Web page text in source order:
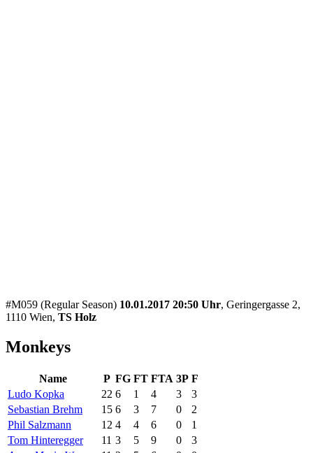
#M059 (Regular Season) 10.01.2017 20:50 Uhr, Geringergasse 2,
1110 Wien, TS Holz
Monkeys
Name P FG FT FTA 3P F
Ludo Kopka
22 6 1 4 3
3
Sebastian Brehm
15 6 3 7 0
2
Phil Salzmann
12 4 4 6 0
1
Tom Hinteregger
11 3 5 9 0
3